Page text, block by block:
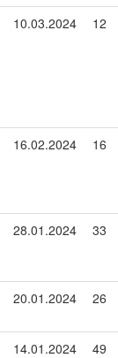
10.03.2024 12
16.02.2024 16
28.01.2024 33
20.01.2024 26
14.01.2024 49